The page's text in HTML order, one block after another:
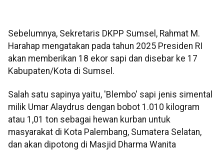
Sebelumnya, Sekretaris DKPP Sumsel, Rahmat M.
Harahap mengatakan pada tahun 2025 Presiden RI
akan memberikan 18 ekor sapi dan disebar ke 17
Kabupaten/Kota di Sumsel.
Salah satu sapinya yaitu, 'Blembo' sapi jenis simental
milik Umar Alaydrus dengan bobot 1.010 kilogram
atau 1,01 ton sebagai hewan kurban untuk
masyarakat di Kota Palembang, Sumatera Selatan,
dan akan dipotong di Masjid Dharma Wanita